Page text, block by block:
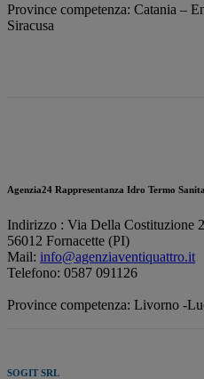
Province competenza: Catania –
Siracusa
Agenzia24 Rappresentanza Idro Termo
Indirizzo : Via Della Costituzione
56012 Fornacette (PI)
Mail: info@agenziaventiquattro.it
Telefono: 0587 091126
Province competenza: Livorno -
SOGIT SRL